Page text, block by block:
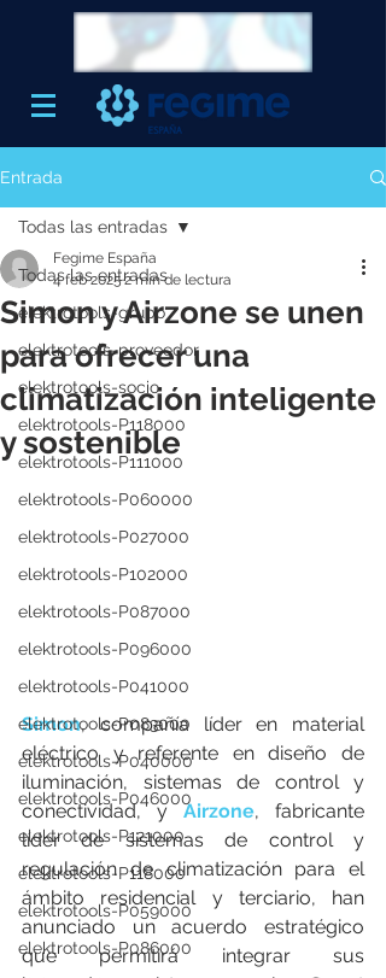
Entrada
Todas las entradas
elektrotools-grupo
elektrotools-proveedor
elektrotools-socio
elektrotools-P118000
elektrotools-P111000
elektrotools-P060000
elektrotools-P027000
elektrotools-P102000
elektrotools-P087000
elektrotools-P096000
elektrotools-P041000
elektrotools-P083000
elektrotools-P040000
elektrotools-P046000
elektrotools-P121000
elektrotools-P118000
elektrotools-P059000
elektrotools-P086000
Todas las entradas
Simon y Airzone se unen
para ofrecer una
climatización inteligente
y sostenible
Fegime España
4 feb 20252 min de lectura
Simon, compañía líder en material
eléctrico y referente en diseño de
iluminación, sistemas de control y
conectividad, y Airzone, fabricante
líder de sistemas de control y
regulación de climatización para el
ámbito residencial y terciario, han
anunciado un acuerdo estratégico
que permitirá integrar sus